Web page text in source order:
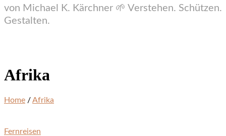
von Michael K. Kärchner 🌱 Verstehen. Schützen.
Gestalten.
Afrika
Home /Afrika
Fernreisen